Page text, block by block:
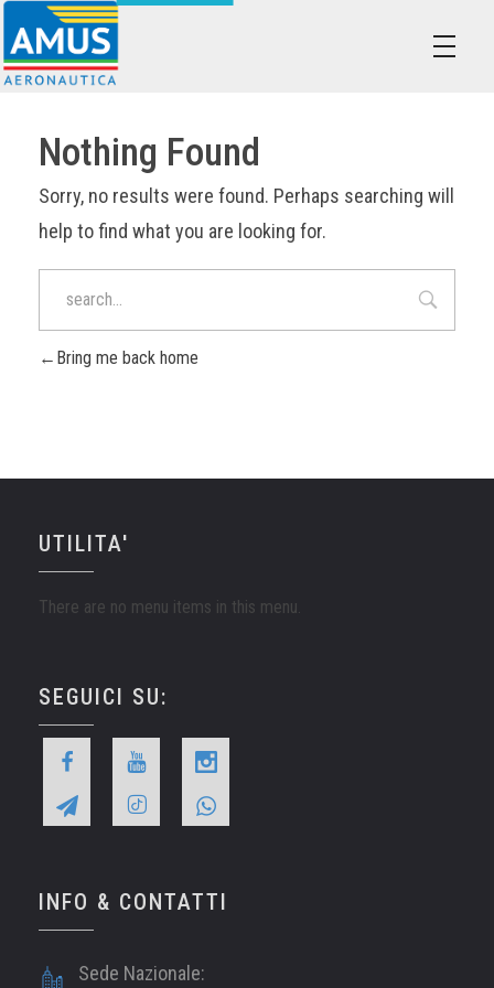
Nothing Found
Sorry, no results were found. Perhaps searching will
help to find what you are looking for.
Bring me back home
UTILITA'
There are no menu items in this menu.
SEGUICI SU:
INFO & CONTATTI
Sede Nazionale: